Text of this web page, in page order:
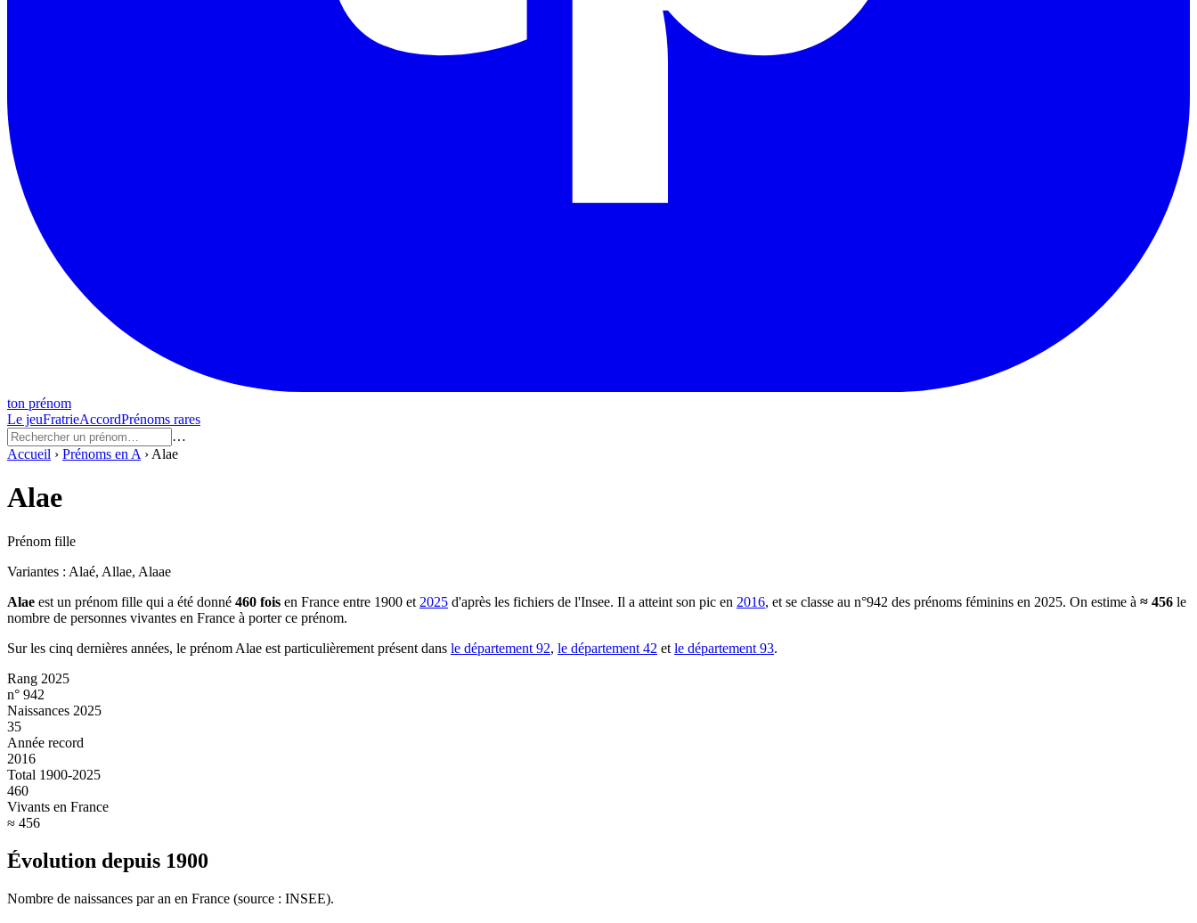
ton prénom
Le jeuFratrieAccordPrénoms rares
…
Accueil › Prénoms en A › Alae
Alae
Prénom fille
Variantes : Alaé, Allae, Alaae
Alae est un prénom fille qui a été donné 460 fois en France entre 1900 et 2025 d'après les fichiers de l'Insee. Il a atteint son pic en 2016, et se classe au n°942 des prénoms féminins en 2025. On estime à ≈ 456 le
nombre de personnes vivantes en France à porter ce prénom.
Sur les cinq dernières années, le prénom Alae est particulièrement présent dans le département 92, le département 42 et le département 93.
Rang 2025
n° 942
Naissances 2025
35
Année record
2016
Total 1900-2025
460
Vivants en France
≈ 456
Évolution depuis 1900
Nombre de naissances par an en France (source : INSEE).